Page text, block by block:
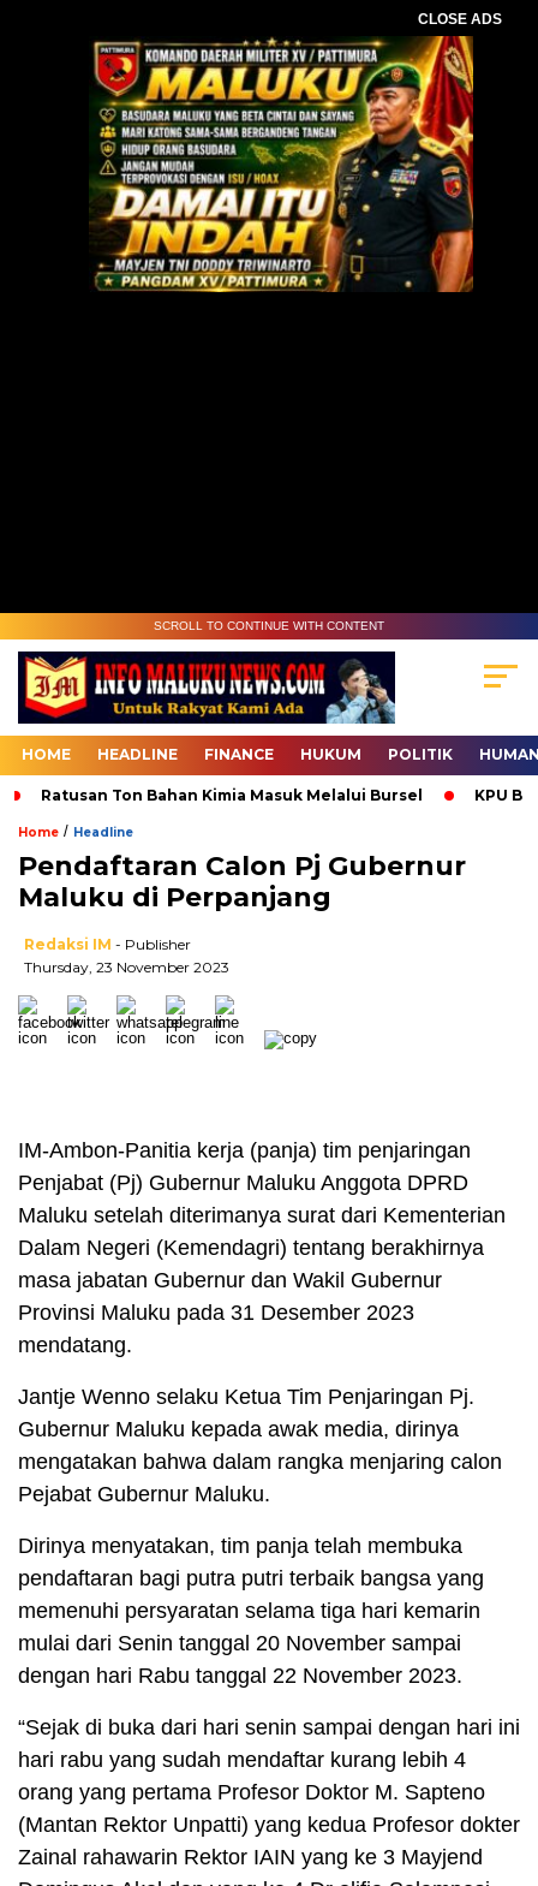
CLOSE ADS
SCROLL TO CONTINUE WITH CONTENT
HOME HEADLINE FINANCE HUKUM POLITIK
Ratusan Ton Bahan Kimia Masuk Melalui Bursel KPU
Home / Headline
Pendaftaran Calon Pj Gubernur
Maluku di Perpanjang
Redaksi IM - Publisher
Thursday, 23 November 2023
IM-Ambon-Panitia kerja (panja) tim penjaringan
Penjabat (Pj) Gubernur Maluku Anggota DPRD
Maluku setelah diterimanya surat dari Kementerian
Dalam Negeri (Kemendagri) tentang berakhirnya
masa jabatan Gubernur dan Wakil Gubernur
Provinsi Maluku pada 31 Desember 2023
mendatang.
Jantje Wenno selaku Ketua Tim Penjaringan Pj.
Gubernur Maluku kepada awak media, dirinya
mengatakan bahwa dalam rangka menjaring calon
Pejabat Gubernur Maluku.
Dirinya menyatakan, tim panja telah membuka
pendaftaran bagi putra putri terbaik bangsa yang
memenuhi persyaratan selama tiga hari kemarin
mulai dari Senin tanggal 20 November sampai
dengan hari Rabu tanggal 22 November 2023.
“Sejak di buka dari hari senin sampai dengan hari ini
hari rabu yang sudah mendaftar kurang lebih 4
orang yang pertama Profesor Doktor M. Sapteno
(Mantan Rektor Unpatti) yang kedua Profesor dokter
Zainal rahawarin Rektor IAIN yang ke 3 Mayjend